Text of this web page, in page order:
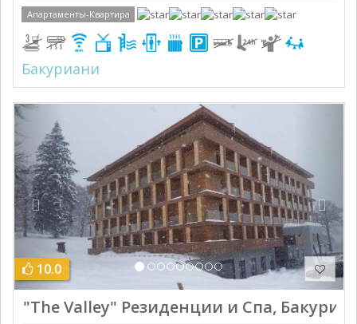
Апартаменты-Квартира
Бакуриани
Previous
10.0
"The Valley" Резиденции и Спа,